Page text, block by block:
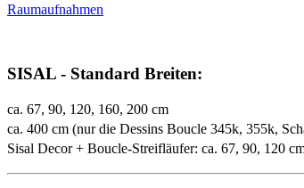
Raumaufnahmen
SISAL - Standard Breiten:
ca. 67, 90, 120, 160, 200 cm
ca. 400 cm (nur die Dessins Boucle 345k, 355k,
Sisal Decor + Boucle-Streifläufer: ca. 67, 90, 120